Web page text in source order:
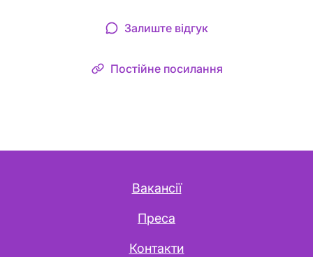
Залиште відгук
Постійне посилання
Вакансії
Преса
Контакти